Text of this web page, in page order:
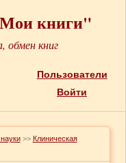
книги"
обмен книг
Пользователи
Войти
>> Клиническая